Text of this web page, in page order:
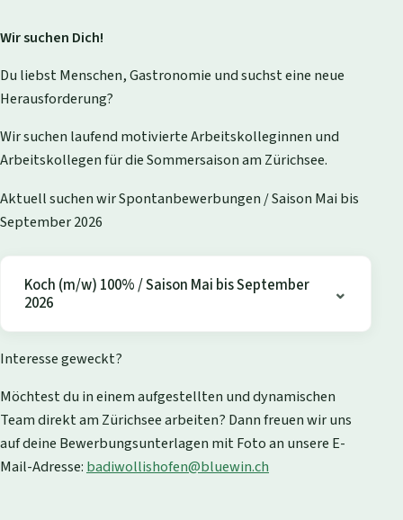
Wir suchen Dich!
Du liebst Menschen, Gastronomie und suchst eine neue
Herausforderung?
Wir suchen laufend motivierte Arbeitskolleginnen und
Arbeitskollegen für die Sommersaison am Zürichsee.
Aktuell suchen wir Spontanbewerbungen / Saison Mai bis
September 2026
Koch (m/w) 100% / Saison Mai bis September
2026
Interesse geweckt?
Möchtest du in einem aufgestellten und dynamischen
Team direkt am Zürichsee arbeiten? Dann freuen wir uns
auf deine Bewerbungsunterlagen mit Foto an unsere E-
Mail-Adresse:badiwollishofen@bluewin.ch